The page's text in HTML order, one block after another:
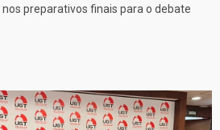
preparativos finais para o debate